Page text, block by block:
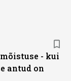
- kui
antud on